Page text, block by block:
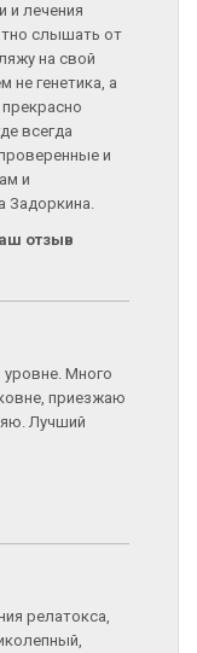
и лечения
слышать от
на свой
не генетика, а
всегда
и
и
Задоркина.
отзыв
уровне. Много
приезжаю
Лучший
релатокса,